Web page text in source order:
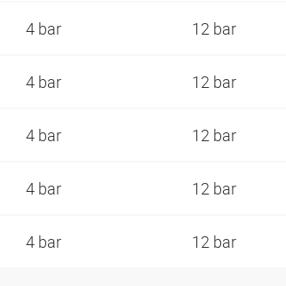
4 bar 12 bar
4 bar 12 bar
4 bar 12 bar
4 bar 12 bar
4 bar 12 bar